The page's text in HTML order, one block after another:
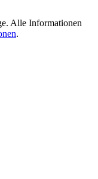
Alle Informationen
.